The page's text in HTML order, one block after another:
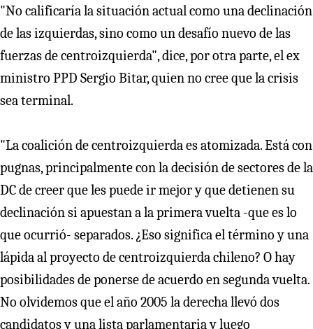
"No calificaría la situación actual como una declinación
de las izquierdas, sino como un desafío nuevo de las
fuerzas de centroizquierda", dice, por otra parte, el ex
ministro PPD Sergio Bitar, quien no cree que la crisis
sea terminal.
"La coalición de centroizquierda es atomizada. Está con
pugnas, principalmente con la decisión de sectores de la
DC de creer que les puede ir mejor y que detienen su
declinación si apuestan a la primera vuelta -que es lo
que ocurrió- separados. ¿Eso significa el término y una
lápida al proyecto de centroizquierda chileno? O hay
posibilidades de ponerse de acuerdo en segunda vuelta.
No olvidemos que el año 2005 la derecha llevó dos
candidatos y una lista parlamentaria y luego